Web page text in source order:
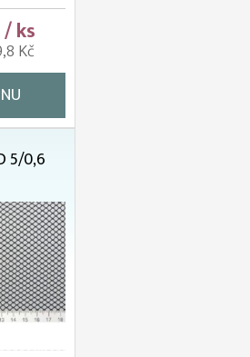
ks
Kč
5/0,6